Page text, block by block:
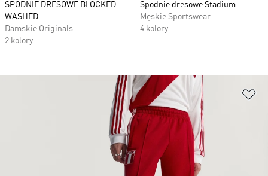
SPODNIE DRESOWE BLOCKED
WASHED
Damskie Originals
2 kolory
Spodnie dresowe Stadium
Męskie Sportswear
4 kolory